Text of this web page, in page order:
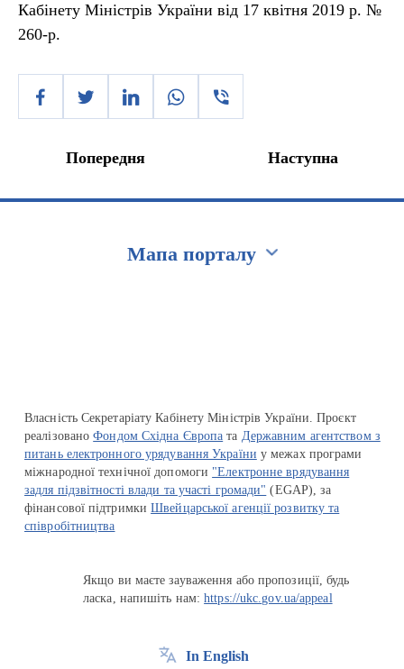
Кабінету Міністрів України від 17 квітня 2019 р. №
260-р.
Попередня Наступна
Мапа порталу
Власність Секретаріату Кабінету Міністрів України. Проєкт
реалізованоФондом Східна Європа та Державним агентством з
питань електронного урядування України у межах програми
міжнародної технічної допомоги "Електронне врядування
задля підзвітності влади та участі громади" (EGAP), за
фінансової підтримкиШвейцарської агенції розвитку та
співробітництва
Якщо ви маєте зауваження або пропозиції, будь
ласка, напишіть нам:https://ukc.gov.ua/appeal
In English